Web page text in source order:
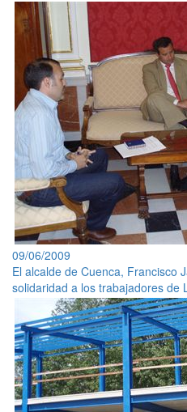
09/06/2009
El alcalde de Cuenca, Francisco
solidaridad a los trabajadores de